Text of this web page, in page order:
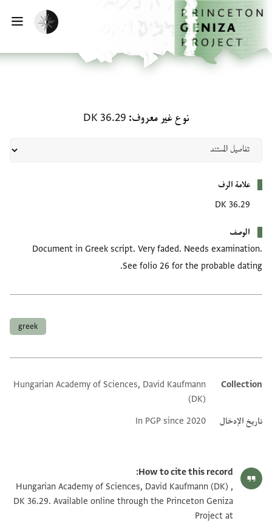
تخطي إلى المحتوى الرئيسي
الصفحة الرئيسية
تفعيل الوضع المظلم
نوع غير معروف DK 36.29
علامة الرف
DK 36.29
الوصف
Document in Greek script. Very faded. Needs examination.
See folio 26 for the probable dating.
greek
Additional metadata
Collection
Hungarian Academy of Sciences, David Kaufmann
(DK)
تاريخ الإدخال
In PGP since 2020
How to cite this record:
Hungarian Academy of Sciences, David Kaufmann (DK) ,
DK 36.29. Available online through the Princeton Geniza
Project at